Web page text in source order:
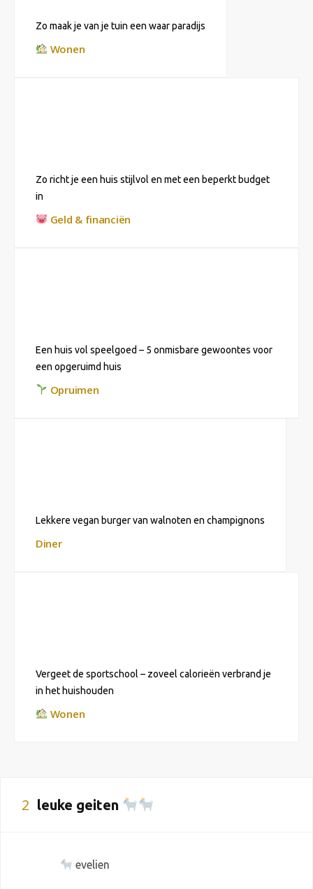
Zo maak je van je tuin een waar paradijs
Wonen
Zo richt je een huis stijlvol en met een beperkt budget
in
Geld & financiën
Een huis vol speelgoed – 5 onmisbare gewoontes voor
een opgeruimd huis
Opruimen
Lekkere vegan burger van walnoten en champignons
Diner
Vergeet de sportschool – zoveel calorieën verbrand je
in het huishouden
Wonen
2 leuke geiten
evelien